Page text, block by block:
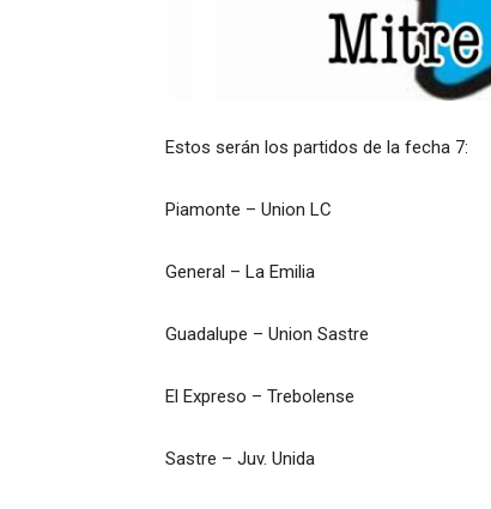
Estos serán los partidos de la fecha 7:
Piamonte – Union LC
General – La Emilia
Guadalupe – Union Sastre
El Expreso – Trebolense
Sastre – Juv. Unida